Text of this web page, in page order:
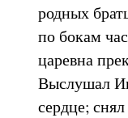
родных
по бокам
царевна
Выслушал
сердце;